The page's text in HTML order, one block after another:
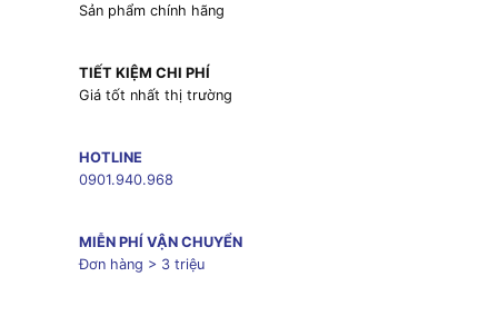
Sản phẩm chính hãng
TIẾT KIỆM CHI PHÍ
Giá tốt nhất thị trường
HOTLINE
0901.940.968
MIỄN PHÍ VẬN CHUYỂN
Đơn hàng > 3 triệu